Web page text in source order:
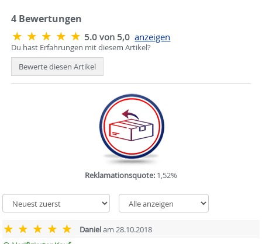
4 Bewertungen
5.0 von 5,0 anzeigen
Du hast Erfahrungen mit diesem Artikel?
Bewerte diesen Artikel
Reklamationsquote: 1,52%
Danielam 28.10.2018